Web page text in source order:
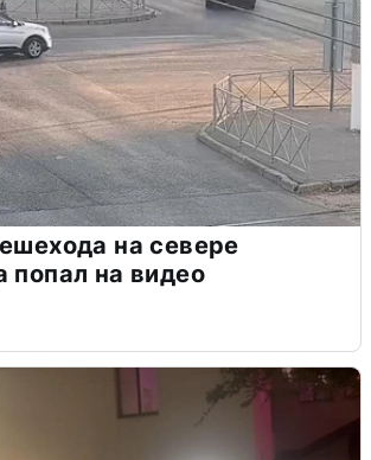
на севере
попал на видео